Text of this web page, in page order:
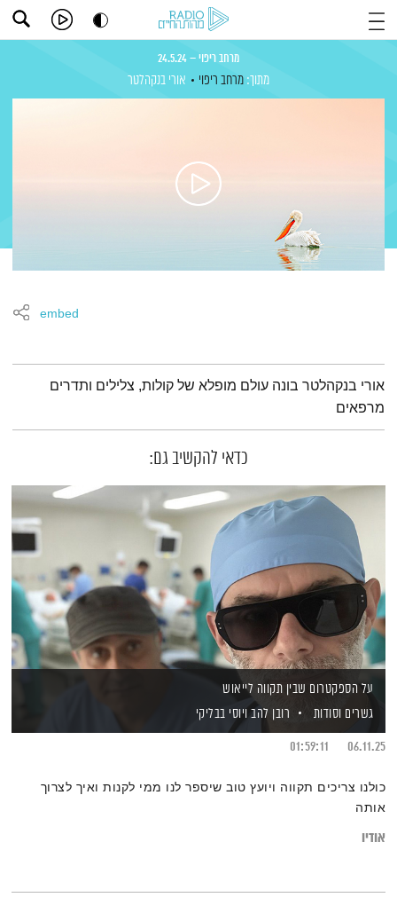
מרחב ריפוי – 24.5.24
מתוך: מרחב ריפוי אורי בנקהלטר
embed
תמצית הפודקאסט
אורי בנקהלטר בונה עולם מופלא של קולות, צלילים ותדרים
מרפאים
כדאי להקשיב גם:
על הספקטרום שבין תקווה לייאוש
גשרים וסודות
רובן להבויוסי בבליקי
06.11.25
01:59:11
כולנו צריכים תקווה ויועץ טוב שיספר לנו ממי לקנות ואיך לצרוך
אותה
אודיו